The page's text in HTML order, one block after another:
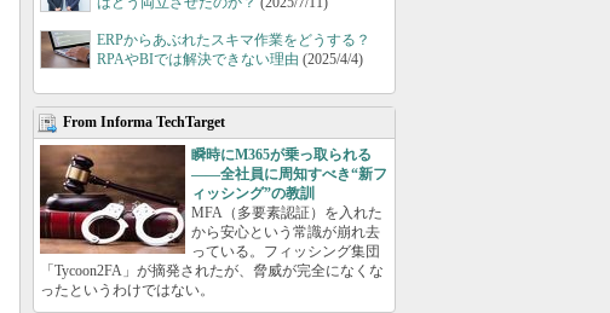
ERPからあぶれたスキマ作業をどうする？
RPAやBIでは解決できない理由 (2025/4/4)
From Informa TechTarget
瞬時にM365が乗っ取られる
――全社員に周知すべき“新フ
ィッシング”の教訓
MFA（多要素認証）を入れた
から安心という常識が崩れ去
っている。フィッシング集団
「Tycoon2FA」が摘発されたが、脅威が完全になくな
ったというわけではない。